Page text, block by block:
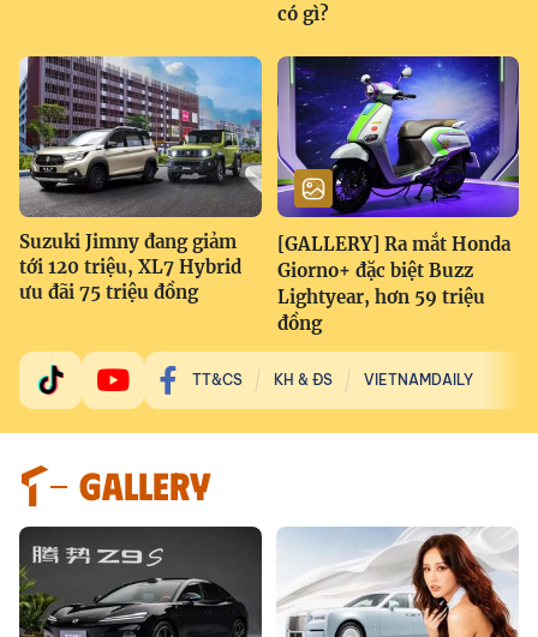
có gì?
Suzuki Jimny đang giảm
tới 120 triệu, XL7 Hybrid
ưu đãi 75 triệu đồng
[GALLERY] Ra mắt Honda
Giorno+ đặc biệt Buzz
Lightyear, hơn 59 triệu
đồng
TT&CS KH & ĐS VIETNAMDAILY
GALLERY